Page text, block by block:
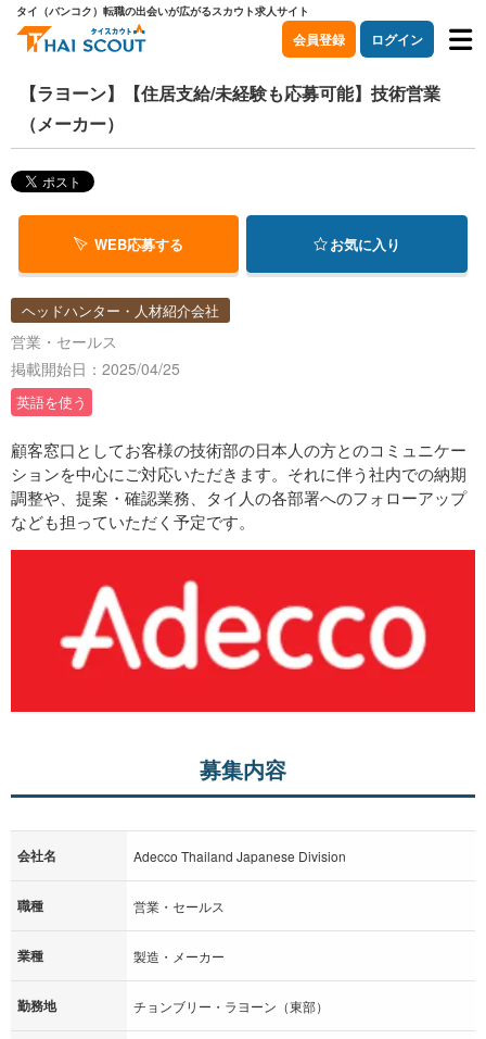
タイ（バンコク）転職の出会いが広がるスカウト求人サイト
会員登録 ログイン
【ラヨーン】【住居支給/未経験も応募可能】技術営業
（メーカー）
WEB応募する お気に入り
ヘッドハンター・人材紹介会社
営業・セールス
掲載開始日：2025/04/25
英語を使う
顧客窓口としてお客様の技術部の日本人の方とのコミュニケー
ションを中心にご対応いただきます。それに伴う社内での納期
調整や、提案・確認業務、タイ人の各部署へのフォローアップ
なども担っていただく予定です。
募集内容
会社名 Adecco Thailand Japanese Division
職種 営業・セールス
業種 製造・メーカー
勤務地 チョンブリー・ラヨーン（東部）